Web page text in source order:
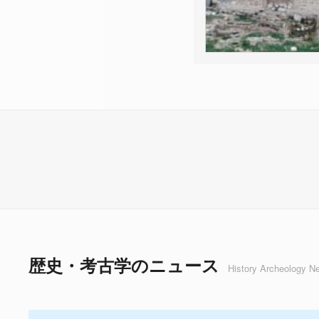
歴史・考古学のニュース History Archeology